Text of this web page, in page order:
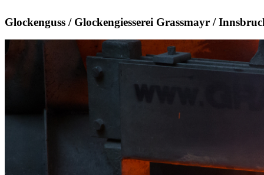
Glockenguss / Glockengiesserei Grassmayr /